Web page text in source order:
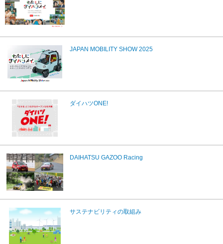
JAPAN MOBILITY SHOW 2025
ダイハツONE!
DAIHATSU GAZOO Racing
サステナビリティの取組み